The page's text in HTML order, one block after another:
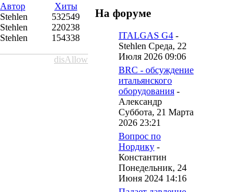
Автор
Хиты
Stehlen
532549
Stehlen
220238
Stehlen 154338
disAllow
На форуме
ITALGAS G4 -
Stehlen Среда, 22
Июля 2026 09:06
BRC - обсуждение
итальянского
оборудования -
Александр
Суббота, 21 Марта
2026 23:21
Вопрос по
Нордику -
Константин
Понедельник, 24
Июня 2024 14:16